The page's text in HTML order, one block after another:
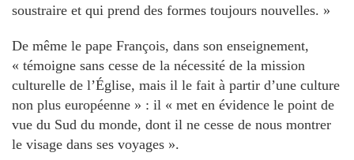
soustraire et qui prend des formes toujours nouvelles. »
De même le pape François, dans son enseignement,
« témoigne sans cesse de la nécessité de la mission
culturelle de l’Église, mais il le fait à partir d’une culture
non plus européenne » : il « met en évidence le point de
vue du Sud du monde, dont il ne cesse de nous montrer
le visage dans ses voyages ».